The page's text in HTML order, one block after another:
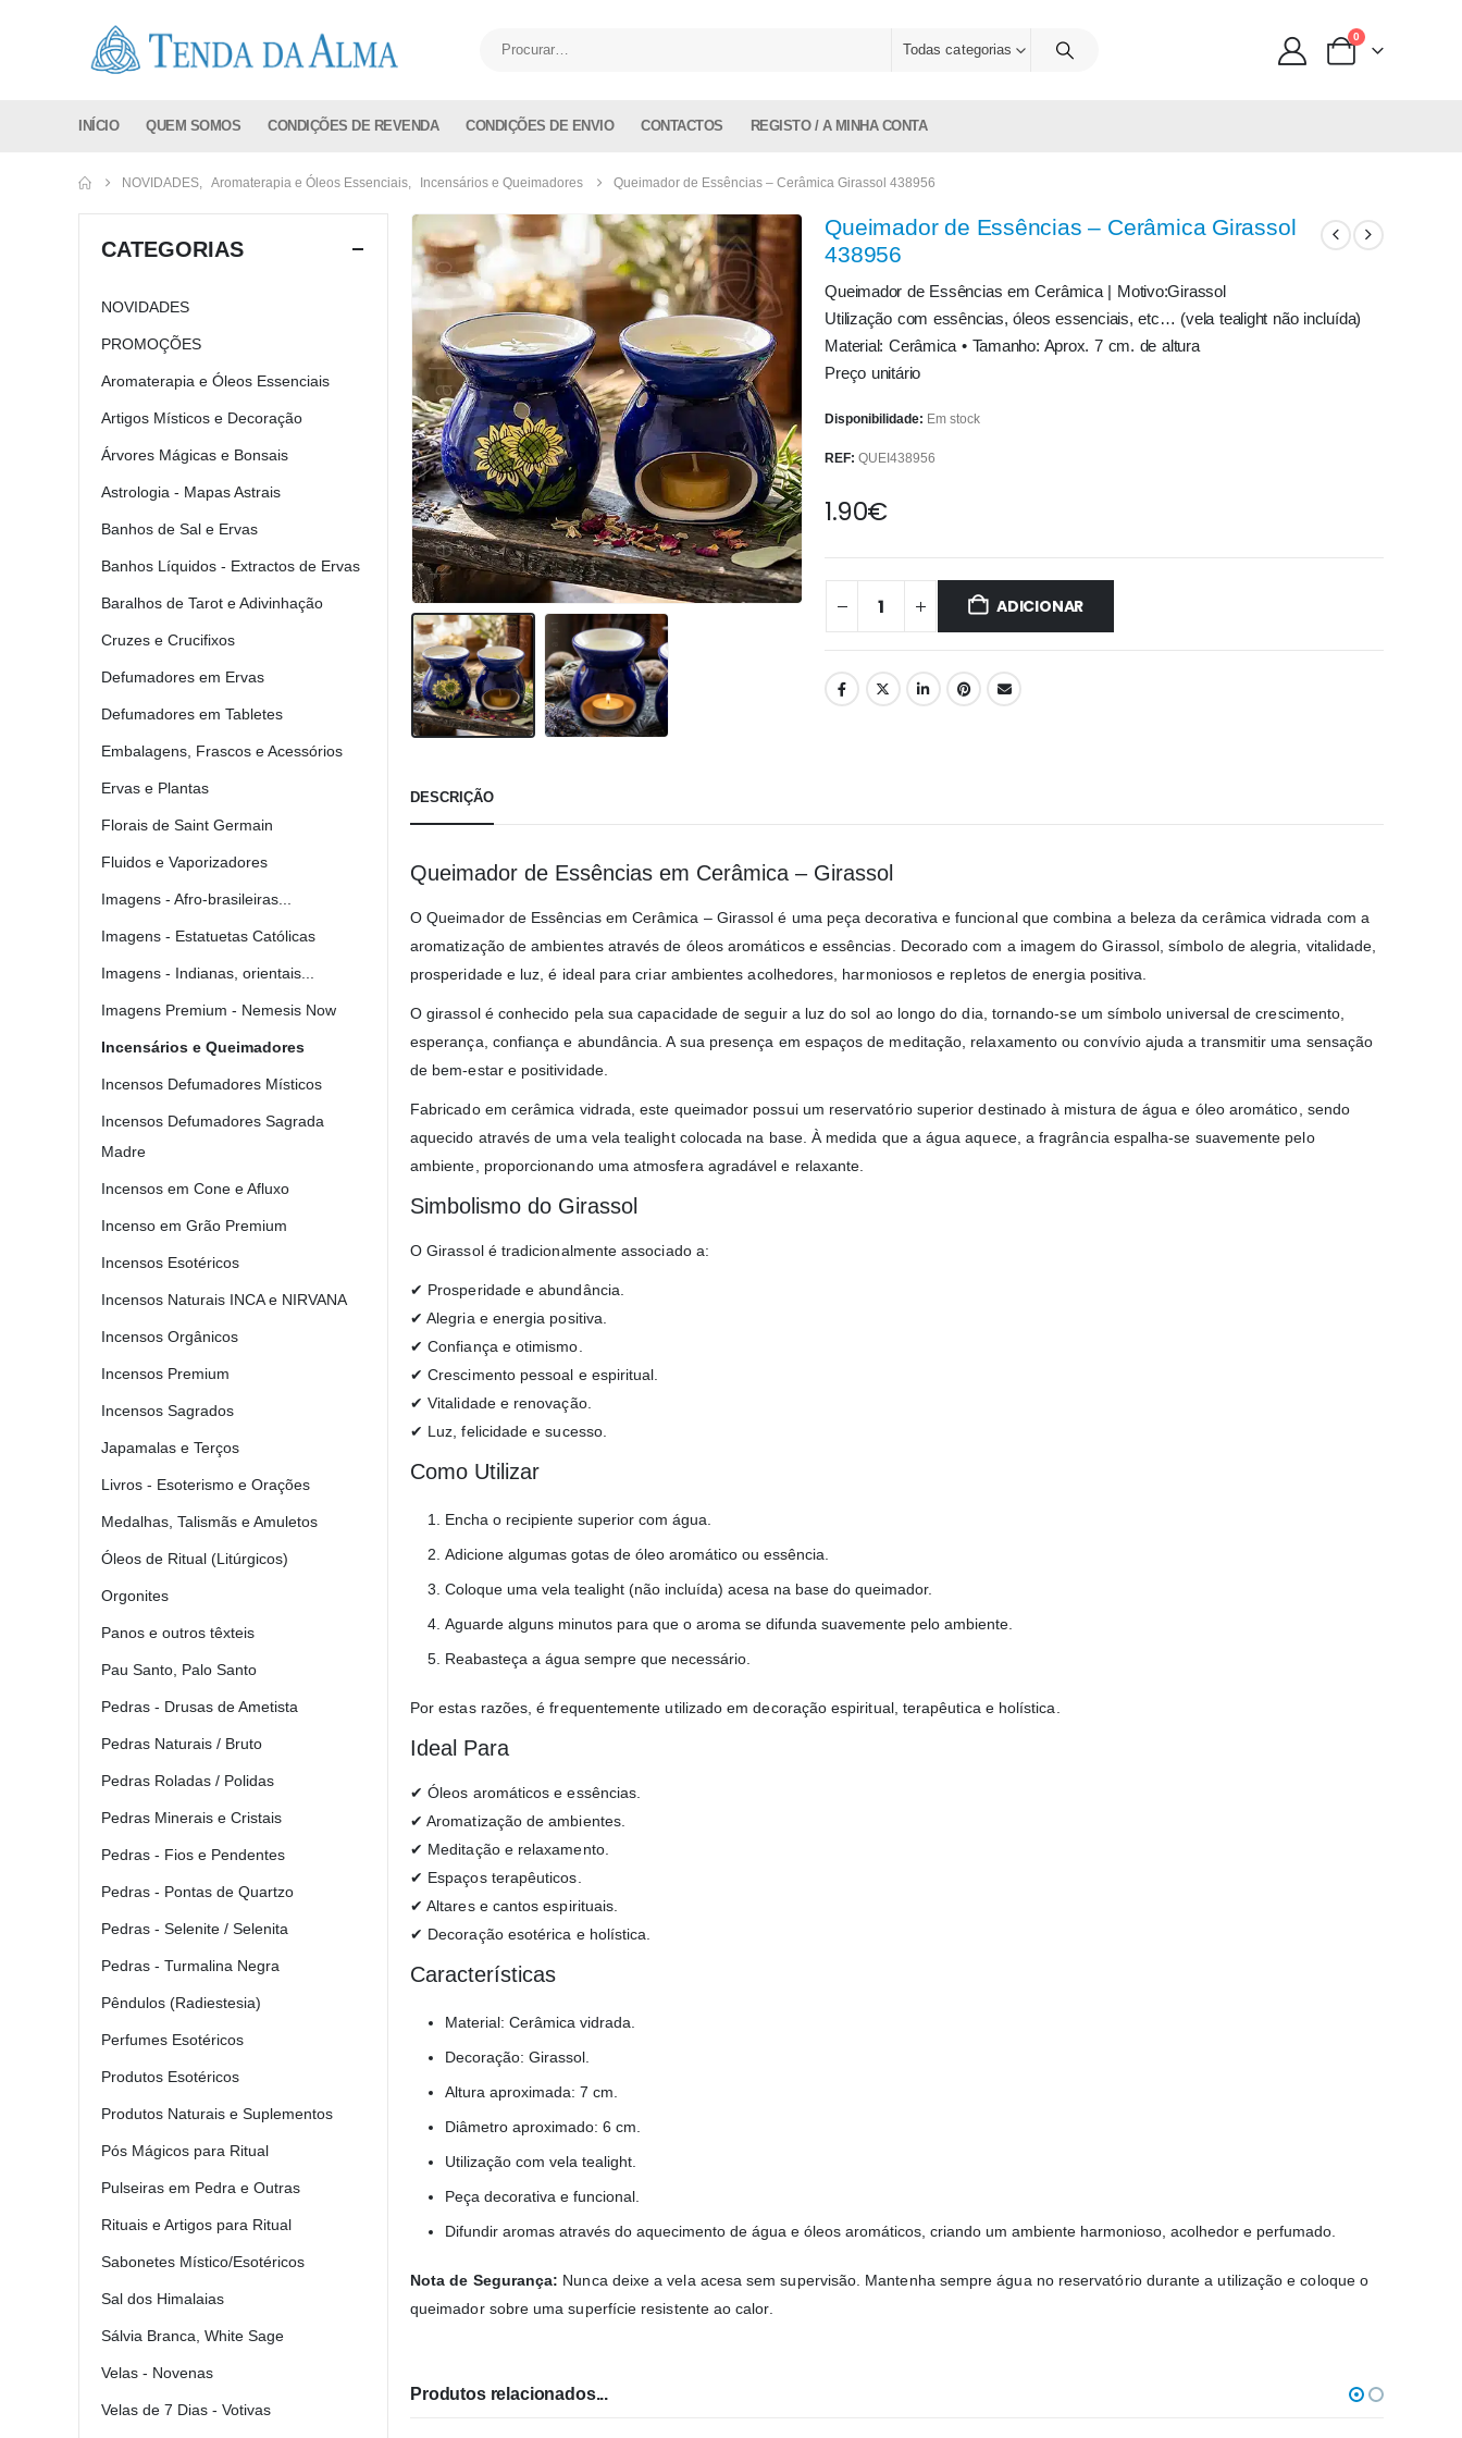
Todas categorias
0
INÍCIO QUEM SOMOS CONDIÇÕES DE REVENDA CONDIÇÕES DE ENVIO CONTACTOS REGISTO / A MINHA CONTA
NOVIDADES, Aromaterapia e Óleos Essenciais, Incensários e Queimadores Queimador de Essências – Cerâmica Girassol 438956
Queimador de Essências – Cerâmica Girassol
438956
Queimador de Essências em Cerâmica | Motivo:Girassol
Utilização com essências, óleos essenciais, etc… (vela tealight não incluída)
Material: Cerâmica • Tamanho: Aprox. 7 cm. de altura
Preço unitário
Disponibilidade: Em stock
REF:QUEI438956
1.90€
ADICIONAR
DESCRIÇÃO
Queimador de Essências em Cerâmica – Girassol
O Queimador de Essências em Cerâmica – Girassol é uma peça decorativa e funcional que combina a beleza da cerâmica vidrada com a
aromatização de ambientes através de óleos aromáticos e essências. Decorado com a imagem do Girassol, símbolo de alegria, vitalidade,
prosperidade e luz, é ideal para criar ambientes acolhedores, harmoniosos e repletos de energia positiva.
O girassol é conhecido pela sua capacidade de seguir a luz do sol ao longo do dia, tornando-se um símbolo universal de crescimento,
esperança, confiança e abundância. A sua presença em espaços de meditação, relaxamento ou convívio ajuda a transmitir uma sensação
de bem-estar e positividade.
Fabricado em cerâmica vidrada, este queimador possui um reservatório superior destinado à mistura de água e óleo aromático, sendo
aquecido através de uma vela tealight colocada na base. À medida que a água aquece, a fragrância espalha-se suavemente pelo
ambiente, proporcionando uma atmosfera agradável e relaxante.
Simbolismo do Girassol
O Girassol é tradicionalmente associado a:
✔ Prosperidade e abundância.
✔ Alegria e energia positiva.
✔ Confiança e otimismo.
✔ Crescimento pessoal e espiritual.
✔ Vitalidade e renovação.
✔ Luz, felicidade e sucesso.
Como Utilizar
Encha o recipiente superior com água.
Adicione algumas gotas de óleo aromático ou essência.
Coloque uma vela tealight (não incluída) acesa na base do queimador.
Aguarde alguns minutos para que o aroma se difunda suavemente pelo ambiente.
Reabasteça a água sempre que necessário.
Por estas razões, é frequentemente utilizado em decoração espiritual, terapêutica e holística.
Ideal Para
✔ Óleos aromáticos e essências.
✔ Aromatização de ambientes.
✔ Meditação e relaxamento.
✔ Espaços terapêuticos.
✔ Altares e cantos espirituais.
✔ Decoração esotérica e holística.
Características
Material: Cerâmica vidrada.
Decoração: Girassol.
Altura aproximada: 7 cm.
Diâmetro aproximado: 6 cm.
Utilização com vela tealight.
Peça decorativa e funcional.
Difundir aromas através do aquecimento de água e óleos aromáticos, criando um ambiente harmonioso, acolhedor e perfumado.
Nota de Segurança: Nunca deixe a vela acesa sem supervisão. Mantenha sempre água no reservatório durante a utilização e coloque o
queimador sobre uma superfície resistente ao calor.
Produtos relacionados...
CATEGORIAS
NOVIDADES
PROMOÇÕES
Aromaterapia e Óleos Essenciais
Artigos Místicos e Decoração
Árvores Mágicas e Bonsais
Astrologia - Mapas Astrais
Banhos de Sal e Ervas
Banhos Líquidos - Extractos de Ervas
Baralhos de Tarot e Adivinhação
Cruzes e Crucifixos
Defumadores em Ervas
Defumadores em Tabletes
Embalagens, Frascos e Acessórios
Ervas e Plantas
Florais de Saint Germain
Fluidos e Vaporizadores
Imagens - Afro-brasileiras...
Imagens - Estatuetas Católicas
Imagens - Indianas, orientais...
Imagens Premium - Nemesis Now
Incensários e Queimadores
Incensos Defumadores Místicos
Incensos Defumadores Sagrada
Madre
Incensos em Cone e Afluxo
Incenso em Grão Premium
Incensos Esotéricos
Incensos Naturais INCA e NIRVANA
Incensos Orgânicos
Incensos Premium
Incensos Sagrados
Japamalas e Terços
Livros - Esoterismo e Orações
Medalhas, Talismãs e Amuletos
Óleos de Ritual (Litúrgicos)
Orgonites
Panos e outros têxteis
Pau Santo, Palo Santo
Pedras - Drusas de Ametista
Pedras Naturais / Bruto
Pedras Roladas / Polidas
Pedras Minerais e Cristais
Pedras - Fios e Pendentes
Pedras - Pontas de Quartzo
Pedras - Selenite / Selenita
Pedras - Turmalina Negra
Pêndulos (Radiestesia)
Perfumes Esotéricos
Produtos Esotéricos
Produtos Naturais e Suplementos
Pós Mágicos para Ritual
Pulseiras em Pedra e Outras
Rituais e Artigos para Ritual
Sabonetes Místico/Esotéricos
Sal dos Himalaias
Sálvia Branca, White Sage
Velas - Novenas
Velas de 7 Dias - Votivas